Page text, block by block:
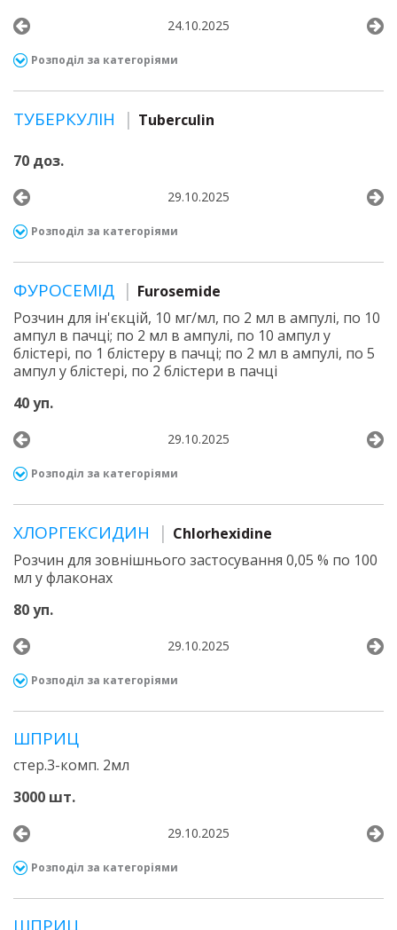
24.10.2025
Розподіл за категоріями
ТУБЕРКУЛІН Tuberculin
70 доз.
29.10.2025
Розподіл за категоріями
ФУРОСЕМІД
Furosemide
Розчин для ін'єкцій, 10 мг/мл, по 2 мл в ампулі, по 10
ампул в пачці; по 2 мл в ампулі, по 10 ампул у
блістері, по 1 блістеру в пачці; по 2 мл в ампулі, по 5
ампул у блістері, по 2 блістери в пачці
40 уп.
29.10.2025
Розподіл за категоріями
ХЛОРГЕКСИДИН
Chlorhexidine
Розчин для зовнішнього застосування 0,05 % по 100
мл у флаконах
80 уп.
29.10.2025
Розподіл за категоріями
ШПРИЦ
стер.3-комп. 2мл
3000 шт.
29.10.2025
Розподіл за категоріями